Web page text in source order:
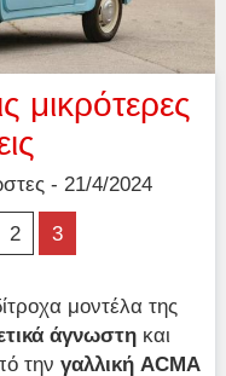
μικρότερες
- 21/4/2024
2
3
μοντέλα της
άγνωστη και
τηνγαλλική ACMA